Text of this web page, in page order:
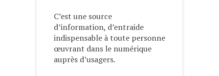
C’est une source
d’information, d’entraide
indispensable à toute personne
œuvrant dans le numérique
auprès d’usagers.